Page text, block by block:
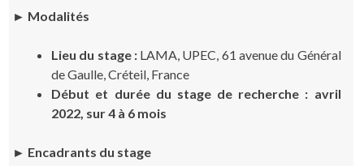
► Modalités
Lieu du stage :LAMA, UPEC, 61 avenue du Général
de Gaulle, Créteil, France
Début et durée du stage de recherche : avril
2022, sur 4 à 6 mois
► Encadrants du stage